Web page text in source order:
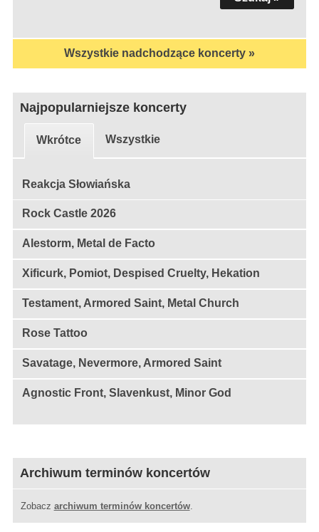
Wszystkie nadchodzące koncerty »
Najpopularniejsze koncerty
Wkrótce Wszystkie
Reakcja Słowiańska
Rock Castle 2026
Alestorm, Metal de Facto
Xificurk, Pomiot, Despised Cruelty, Hekation
Testament, Armored Saint, Metal Church
Rose Tattoo
Savatage, Nevermore, Armored Saint
Agnostic Front, Slavenkust, Minor God
Archiwum terminów koncertów
Zobacz archiwum terminów koncertów.